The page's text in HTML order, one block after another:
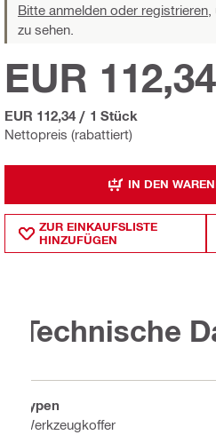
Bitte anmelden oder registrieren,
zu sehen.
Nettopreis (rabattiert)
EUR 112,34
EUR 112,34 / 1 Stück
IN DEN
ZUR EINKAUFSLISTE
HINZUFÜGEN
Technische
Typen
Werkzeugkoffer